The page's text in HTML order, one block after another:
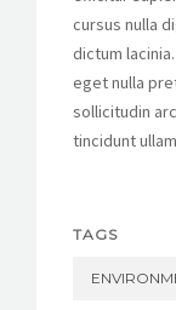
cursus nulla
dictum
eget nulla
sollicitudin
tincidunt
TAGS